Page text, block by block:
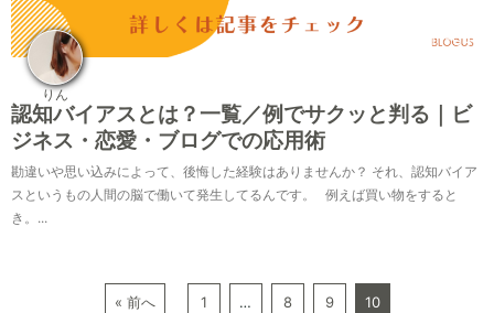
認知バイアスとは？一覧／例でサクッと判る｜ビ
ジネス・恋愛・ブログでの応用術
2022-11-04
りん
勘違いや思い込みによって、後悔した経験はありませんか？ それ、認知バイア
スというもの人間の脳で働いて発生してるんです。 例えば買い物をすると
き。...
« 前へ 1 … 8 9 10